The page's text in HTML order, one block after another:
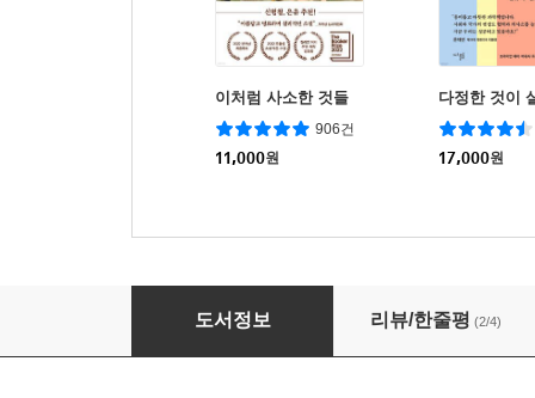
이처럼 사소한 것들
906건
11,000원
다정한 것이
17,000원
위대한 유산
도서정보 리뷰/한줄평 (2/4)